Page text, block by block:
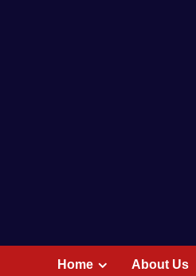
Home About Us